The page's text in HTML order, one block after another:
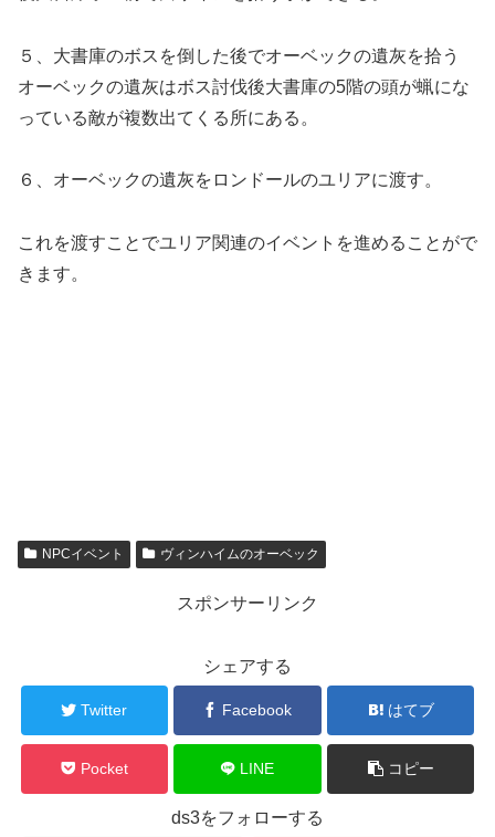
５、大書庫のボスを倒した後でオーベックの遺灰を拾う
オーベックの遺灰はボス討伐後大書庫の5階の頭が蝋にな
っている敵が複数出てくる所にある。
６、オーベックの遺灰をロンドールのユリアに渡す。
これを渡すことでユリア関連のイベントを進めることがで
きます。
NPCイベント ヴィンハイムのオーベック
スポンサーリンク
シェアする
Twitter Facebook はてブ
Pocket LINE コピー
ds3をフォローする